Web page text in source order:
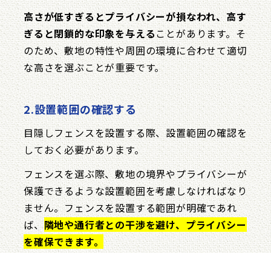
高さが低すぎるとプライバシーが損なわれ、高す
ぎると閉鎖的な印象を与えることがあります。そ
のため、敷地の特性や周囲の環境に合わせて適切
な高さを選ぶことが重要です。
2.設置範囲の確認する
目隠しフェンスを設置する際、設置範囲の確認を
しておく必要があります。
フェンスを選ぶ際、敷地の境界やプライバシーが
保護できるような設置範囲を考慮しなければなり
ません。フェンスを設置する範囲が明確であれ
ば、隣地や通行者との干渉を避け、プライバシー
を確保できます。